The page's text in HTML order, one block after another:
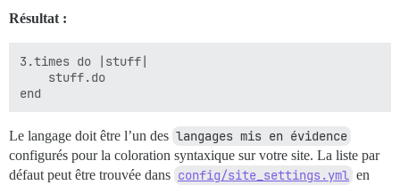
Résultat :
3.times do |stuff|
    stuff.do
Le langage doit être l’un des langages mis en évidence
configurés pour la coloration syntaxique sur votre site. La liste par
défaut peut être trouvée dans config/site_settings.yml en